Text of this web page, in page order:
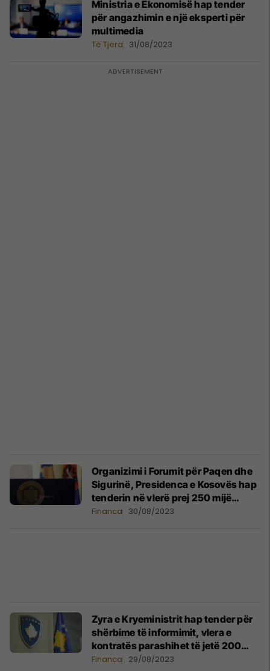
Ministria e Ekonomisë hap tender
për angazhimin e një eksperti për
multimedia
Të Tjera 31/08/2023
Organizimi i Forumit për Paqen dhe
Sigurinë, Presidenca e Kosovës hap
tenderin në vlerë prej 250 mijë
eurove
Financa 30/08/2023
Zyra e Kryeministrit hap tender për
shërbime të informimit, vlera e
kontratës parashihet të jetë 200
mijë euro
Financa 29/08/2023